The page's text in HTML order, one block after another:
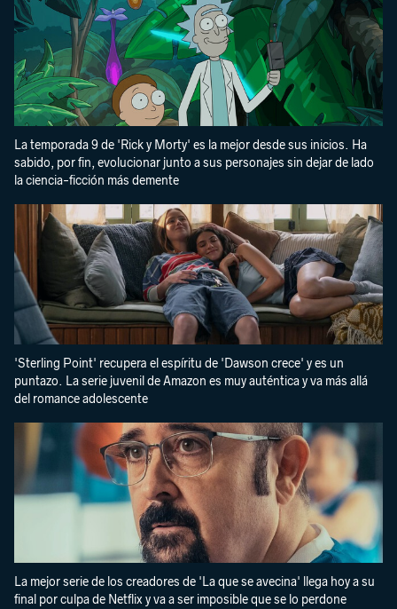
La temporada 9 de 'Rick y Morty' es la mejor desde sus inicios. Ha
sabido, por fin, evolucionar junto a sus personajes sin dejar de lado
la ciencia-ficción más demente
'Sterling Point' recupera el espíritu de 'Dawson crece' y es un
puntazo. La serie juvenil de Amazon es muy auténtica y va más allá
del romance adolescente
La mejor serie de los creadores de 'La que se avecina' llega hoy a su
final por culpa de Netflix y va a ser imposible que se lo perdone